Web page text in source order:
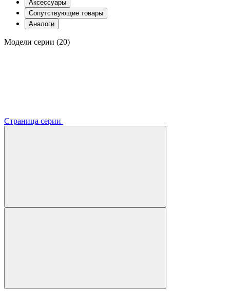
Аксессуары
Сопутствующие товары
Аналоги
Модели серии (20)
Страница серии